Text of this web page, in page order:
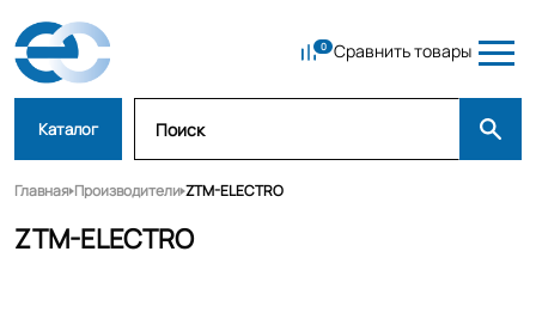
Сравнить товары
Каталог
Главная Производители ZTM-ELECTRO
ZTM-ELECTRO